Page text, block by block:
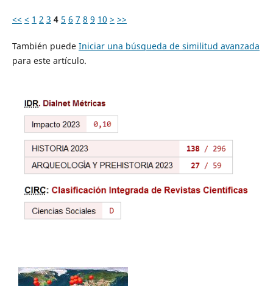
<< < 1 2 3 4 5 6 7 8 9 10 > >>
También puede Iniciar una búsqueda de similitud avanzada
para este artículo.